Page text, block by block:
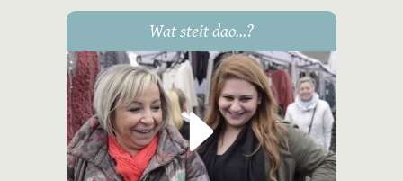
Wat steit dao...?